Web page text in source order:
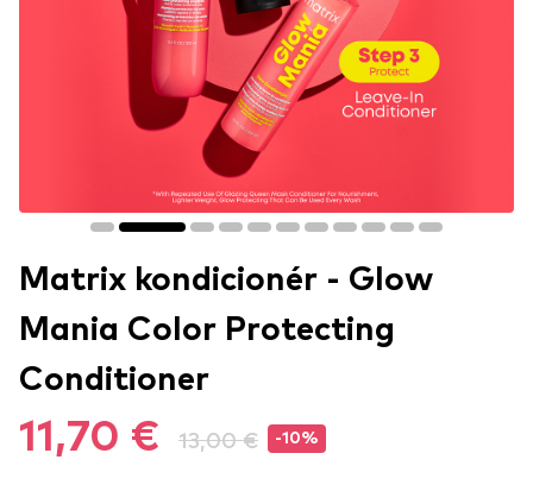
Matrix kondicionér - Glow
Mania Color Protecting
Conditioner
11,70 € 13,00 € -10%